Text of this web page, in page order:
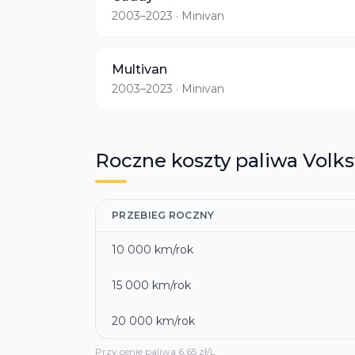
2003–2023 · Minivan
Multivan
2003–2023 · Minivan
Roczne koszty paliwa
PRZEBIEG ROCZNY
10 000 km/rok
15 000 km/rok
20 000 km/rok
Przy cenie paliwa 6,65 zł/L